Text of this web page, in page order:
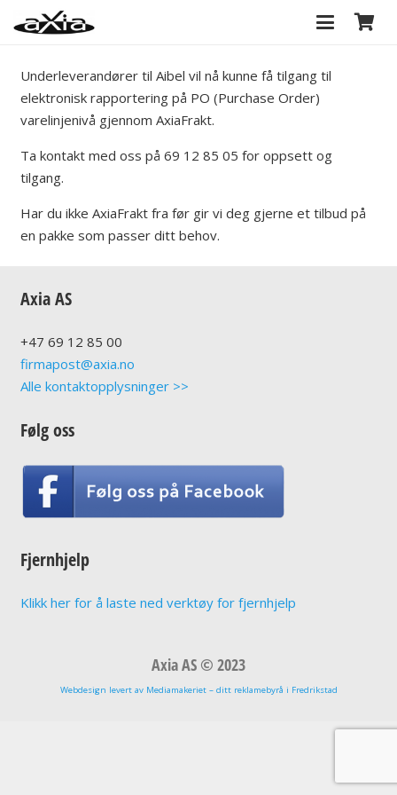
Underleverandører til Aibel vil nå kunne få tilgang til
elektronisk rapportering på PO (Purchase Order)
varelinjenivå gjennom AxiaFrakt.
Ta kontakt med oss på 69 12 85 05 for oppsett og
tilgang.
Har du ikke AxiaFrakt fra før gir vi deg gjerne et tilbud på
en pakke som passer ditt behov.
Axia AS
+47 69 12 85 00
firmapost@axia.no
Alle kontaktopplysninger >>
Følg oss
Fjernhjelp
Klikk her for å laste ned verktøy for fjernhjelp
Axia AS © 2023
Webdesign levert av Mediamakeriet – ditt reklamebyrå i Fredrikstad